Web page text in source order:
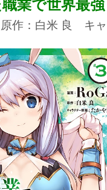
業で世界最強
作：白米 良 キャ